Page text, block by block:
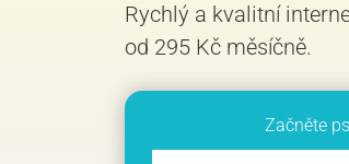
Rychlý a kvalitní
od 295 Kč měsíčně.
Začněte